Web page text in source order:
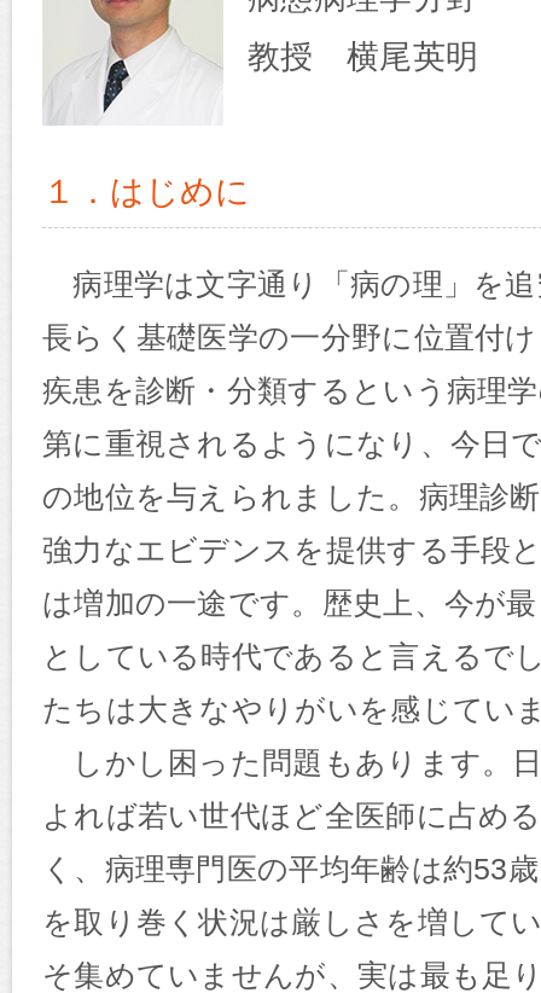
教授 横尾英明
１．はじめに
病理学は文字通り「病の理」を
長らく基礎医学の一分野に位置付
疾患を診断・分類するという病理
第に重視されるようになり、今日
の地位を与えられました。病理診
強力なエビデンスを提供する手段
は増加の一途です。歴史上、今が
としている時代であると言えるで
たちは大きなやりがいを感じてい
しかし困った問題もあります。
よれば若い世代ほど全医師に占め
く、病理専門医の平均年齢は約53
を取り巻く状況は厳しさを増して
そ集めていませんが、実は最も足